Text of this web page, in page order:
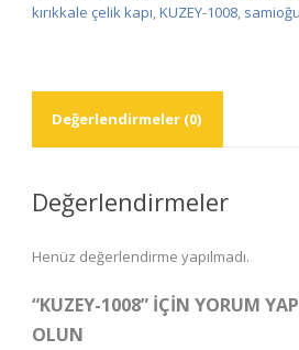
kırıkkale çelik kapı,KUZEY-1008,
Değerlendirmeler (0)
Değerlendirmeler
Henüz değerlendirme yapılmadı.
“KUZEY-1008” IÇIN YORUM
OLUN